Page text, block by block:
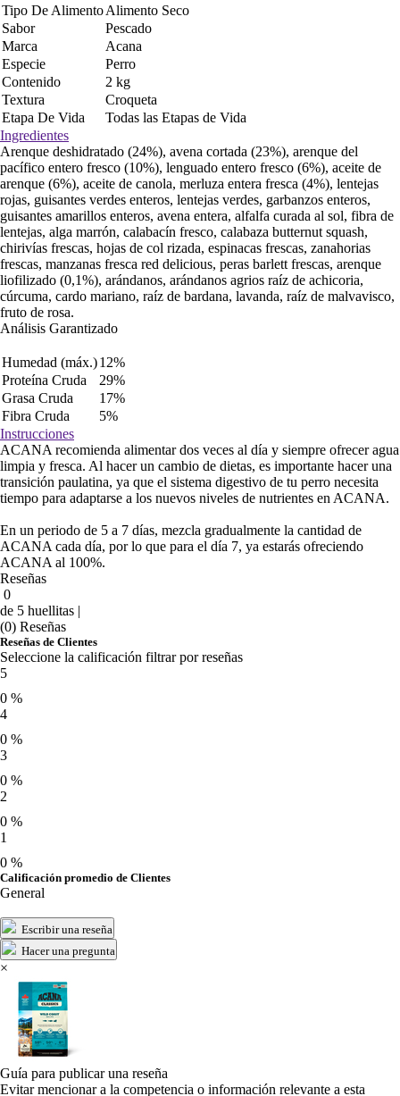
Tipo De AlimentoAlimento Seco
Sabor
Pescado
Marca
Acana
Especie
Perro
Contenido
2 kg
Textura
Croqueta
Etapa De Vida
Todas las Etapas de Vida
Ingredientes
Arenque deshidratado (24%), avena cortada (23%), arenque del
pacífico entero fresco (10%), lenguado entero fresco (6%), aceite de
arenque (6%), aceite de canola, merluza entera fresca (4%), lentejas
rojas, guisantes verdes enteros, lentejas verdes, garbanzos enteros,
guisantes amarillos enteros, avena entera, alfalfa curada al sol, fibra de
lentejas, alga marrón, calabacín fresco, calabaza butternut squash,
chirivías frescas, hojas de col rizada, espinacas frescas, zanahorias
frescas, manzanas fresca red delicious, peras barlett frescas, arenque
liofilizado (0,1%), arándanos, arándanos agrios raíz de achicoria,
cúrcuma, cardo mariano, raíz de bardana, lavanda, raíz de malvavisco,
fruto de rosa.
Análisis Garantizado
Humedad (máx.)12%
Proteína Cruda
29%
Grasa Cruda
17%
Fibra Cruda
5%
Instrucciones
ACANA recomienda alimentar dos veces al día y siempre ofrecer agua
limpia y fresca. Al hacer un cambio de dietas, es importante hacer una
transición paulatina, ya que el sistema digestivo de tu perro necesita
tiempo para adaptarse a los nuevos niveles de nutrientes en ACANA.
En un periodo de 5 a 7 días, mezcla gradualmente la cantidad de
ACANA cada día, por lo que para el día 7, ya estarás ofreciendo
ACANA al 100%.
Reseñas
0
de 5 huellitas |
(0) Reseñas
Reseñas de Clientes
Seleccione la calificación filtrar por reseñas
5
0 %
4
0 %
3
0 %
2
0 %
1
0 %
Calificación promedio de Clientes
General
Escribir una reseña
Hacer una pregunta
×
Guía para publicar una reseña
Evitar mencionar a la competencia o información relevante a esta